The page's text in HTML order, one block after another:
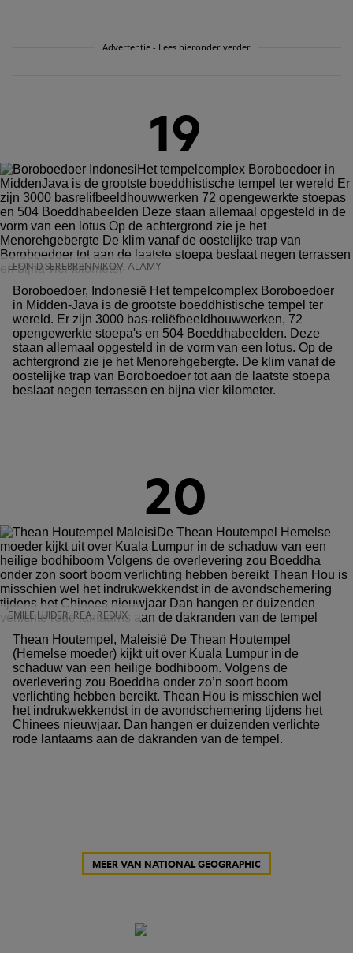
Advertentie - Lees hieronder verder
19
LEONID SEREBRENNIKOV, ALAMY
Boroboedoer, Indonesië Het tempelcomplex Boroboedoer
in Midden-Java is de grootste boeddhistische tempel ter
wereld. Er zijn 3000 bas-reliëfbeeldhouwwerken, 72
opengewerkte stoepa's en 504 Boeddhabeelden. Deze
staan allemaal opgesteld in de vorm van een lotus. Op de
achtergrond zie je het Menorehgebergte. De klim vanaf de
oostelijke trap van Boroboedoer tot aan de laatste stoepa
beslaat negen terrassen en bijna vier kilometer.
20
EMILE LUIDER, REA, REDUX
Thean Houtempel, Maleisië De Thean Houtempel
(Hemelse moeder) kijkt uit over Kuala Lumpur in de
schaduw van een heilige bodhiboom. Volgens de
overlevering zou Boeddha onder zo’n soort boom
verlichting hebben bereikt. Thean Hou is misschien wel
het indrukwekkendst in de avondschemering tijdens het
Chinees nieuwjaar. Dan hangen er duizenden verlichte
rode lantaarns aan de dakranden van de tempel.
MEER VAN NATIONAL GEOGRAPHIC